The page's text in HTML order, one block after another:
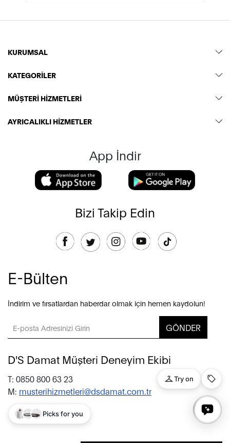
KURUMSAL
KATEGORİLER
MÜŞTERİ HİZMETLERİ
AYRICALIKLI HİZMETLER
App İndir
Bizi Takip Edin
E-Bülten
İndirim ve fırsatlardan haberdar olmak için hemen kaydolun!
GÖNDER
D'S Damat Müşteri Deneyim Ekibi
T: 0850 800 63 23
M: musterihizmetleri@dsdamat.com.tr